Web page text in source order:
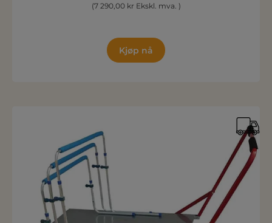
(7 290,00 kr Ekskl. mva. )
Kjøp nå